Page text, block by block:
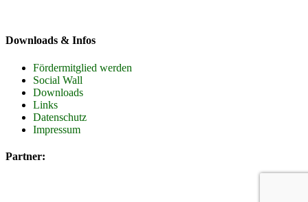
Downloads & Infos
Fördermitglied werden
Social Wall
Downloads
Links
Datenschutz
Impressum
Partner: